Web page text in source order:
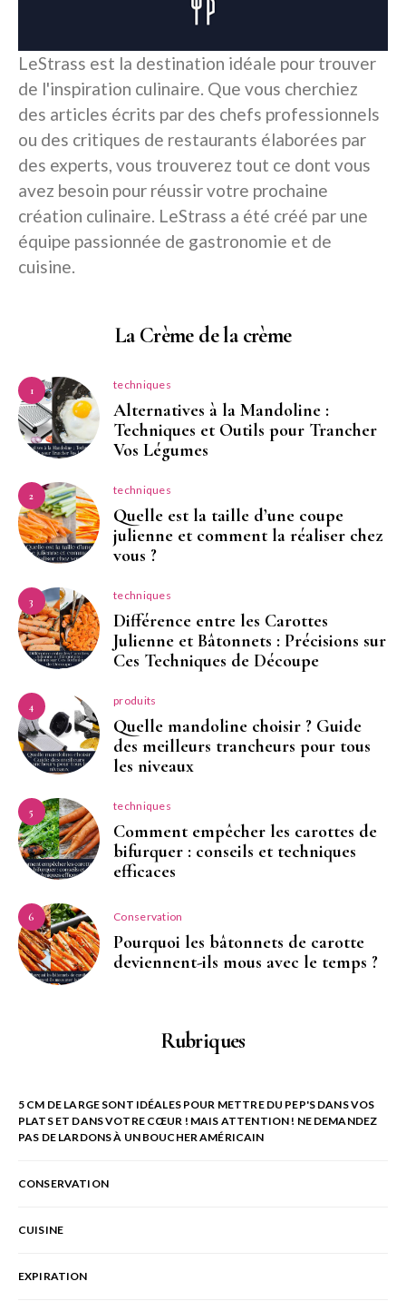
LeStrass est la destination idéale pour trouver
de l'inspiration culinaire. Que vous cherchiez
des articles écrits par des chefs professionnels
ou des critiques de restaurants élaborées par
des experts, vous trouverez tout ce dont vous
avez besoin pour réussir votre prochaine
création culinaire. LeStrass a été créé par une
équipe passionnée de gastronomie et de
cuisine.
La Crème de la crème
1 techniques
Alternatives à la Mandoline :
Techniques et Outils pour Trancher
Vos Légumes
2 techniques
Quelle est la taille d’une coupe
julienne et comment la réaliser chez
vous ?
3 techniques
Différence entre les Carottes
Julienne et Bâtonnets : Précisions sur
Ces Techniques de Découpe
4 produits
Quelle mandoline choisir ? Guide
des meilleurs trancheurs pour tous
les niveaux
5 techniques
Comment empêcher les carottes de
bifurquer : conseils et techniques
efficaces
6 Conservation
Pourquoi les bâtonnets de carotte
deviennent-ils mous avec le temps ?
Rubriques
5 CM DE LARGE SONT IDÉALES POUR METTRE DU PEP'S DANS VOS
PLATS ET DANS VOTRE CŒUR ! MAIS ATTENTION ! NE DEMANDEZ
PAS DE LARDONS À UN BOUCHER AMÉRICAIN
CONSERVATION
CUISINE
EXPIRATION